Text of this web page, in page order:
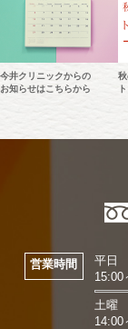
今井クリニックからの
お知らせはこちらから
営業時間
平日
15:00
土曜
14:00